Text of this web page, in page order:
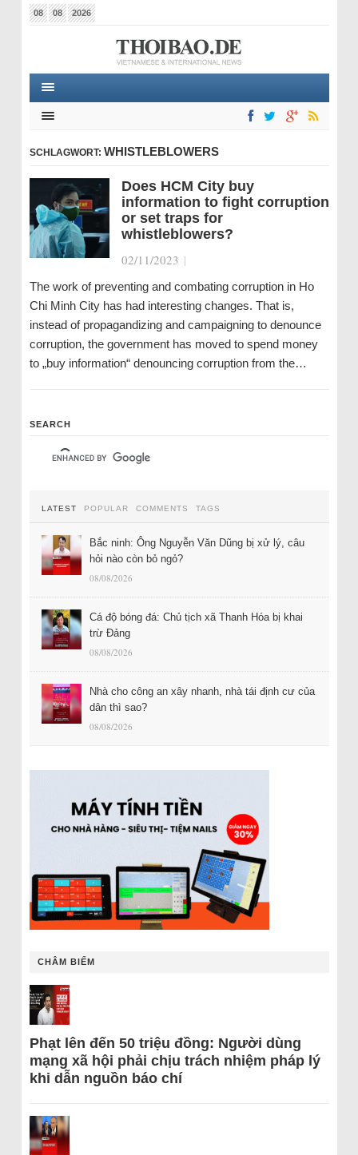
08 08 2026
SCHLAGWORT: WHISTLEBLOWERS
Does HCM City buy
information to fight corruption
or set traps for
whistleblowers?
02/11/2023 |
The work of preventing and combating corruption in Ho
Chi Minh City has had interesting changes. That is,
instead of propagandizing and campaigning to denounce
corruption, the government has moved to spend money
to „buy information“ denouncing corruption from the…
SEARCH
LATEST POPULAR COMMENTS TAGS
Bắc ninh: Ông Nguyễn Văn Dũng bị xử lý, câu
hỏi nào còn bỏ ngỏ?
08/08/2026
Cá độ bóng đá: Chủ tịch xã Thanh Hóa bị khai
trừ Đảng
08/08/2026
Nhà cho công an xây nhanh, nhà tái định cư của
dân thì sao?
08/08/2026
CHÂM BIẾM
Phạt lên đến 50 triệu đồng: Người dùng
mạng xã hội phải chịu trách nhiệm pháp lý
khi dẫn nguồn báo chí